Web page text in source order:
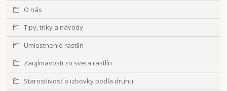
O nás
Tipy, triky a návody
Umiestnenie rastlín
Zaujímavosti zo sveta rastlín
Starostlivosť o izbovky podľa druhu